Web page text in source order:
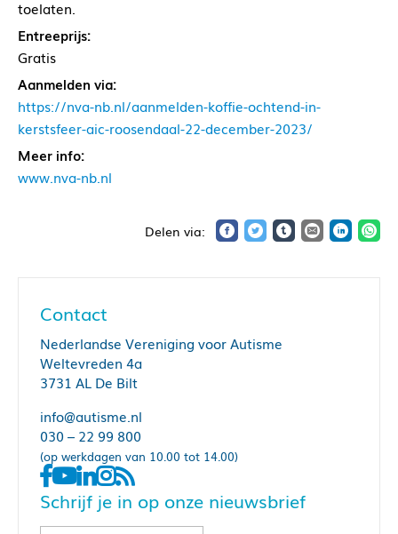
toelaten.
Entreeprijs:
Gratis
Aanmelden via:
https://nva-nb.nl/aanmelden-koffie-ochtend-in-
kerstsfeer-aic-roosendaal-22-december-2023/
Meer info:
www.nva-nb.nl
Contact
Nederlandse Vereniging voor Autisme
Weltevreden 4a
3731 AL De Bilt
info@autisme.nl
030 – 22 99 800
(op werkdagen van 10.00 tot 14.00)
Schrijf je in op onze nieuwsbrief